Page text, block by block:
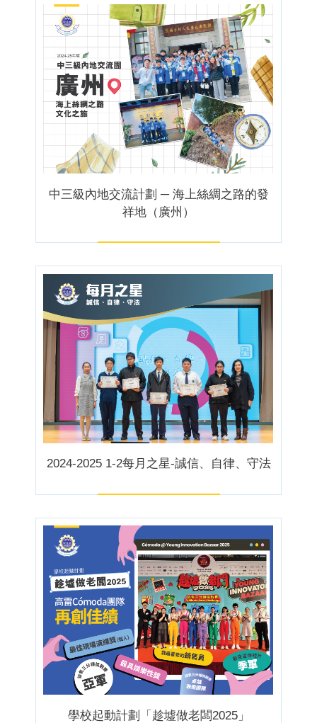
中三級內地交流計劃 ─ 海上絲綢之路的發
祥地（廣州）
2024-2025 1-2每月之星-誠信、自律、守法
學校起動計劃「趁墟做老闆2025」